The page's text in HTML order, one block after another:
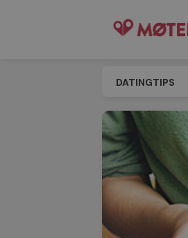
DATINGTIPS
SINGELEVENT